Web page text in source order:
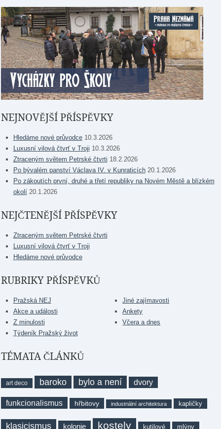
NEJNOVĚJŠÍ PŘÍSPĚVKY
Hledáme nové průvodce 10.3.2026
Luxusní vilová čtvrť v Troji 10.3.2026
Ztraceným světem Petrské čtvrti 18.2.2026
Po bývalém panství Václava IV. v Kunraticích 20.1.2026
Po zákoutích první, druhé a třetí republiky na Novém Městě a blízkém
okolí 20.1.2026
NEJČTENĚJŠÍ PŘÍSPĚVKY
Ztraceným světem Petrské čtvrti
Luxusní vilová čtvrť v Troji
Hledáme nové průvodce
RUBRIKY PŘÍSPĚVKŮ
Pražská NEJ
Akce a události
Z minulosti
Týdeník Pražský život
Jiné zajímavosti
Ankety
Včera a dnes
TÉMATA ČLÁNKŮ
art deco baroko bylo a není dvory
funkcionalismus hřbitovy industriální architektura kapličky
klasicismus kolonie kostely kutilové mlýny